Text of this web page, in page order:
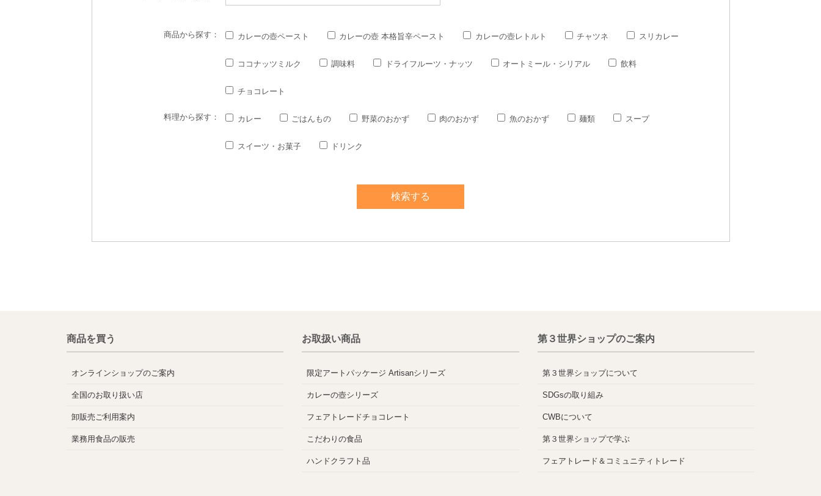
商品から探す： カレーの壺ペースト カレーの壺 本格旨辛ペースト カレーの壺レトルト チャツネ スリカレー
ココナッツミルク 調味料 ドライフルーツ・ナッツ オートミール・シリアル 飲料
チョコレート
料理から探す： カレー ごはんもの 野菜のおかず 肉のおかず 魚のおかず 麺類 スープ
スイーツ・お菓子 ドリンク
商品を買う
オンラインショップのご案内
全国のお取り扱い店
卸販売ご利用案内
業務用食品の販売
お取扱い商品
限定アートパッケージ Artisanシリーズ
カレーの壺シリーズ
フェアトレードチョコレート
こだわりの食品
ハンドクラフト品
第３世界ショップのご案内
第３世界ショップについて
SDGsの取り組み
CWBについて
第３世界ショップで学ぶ
フェアトレード＆コミュニティトレード